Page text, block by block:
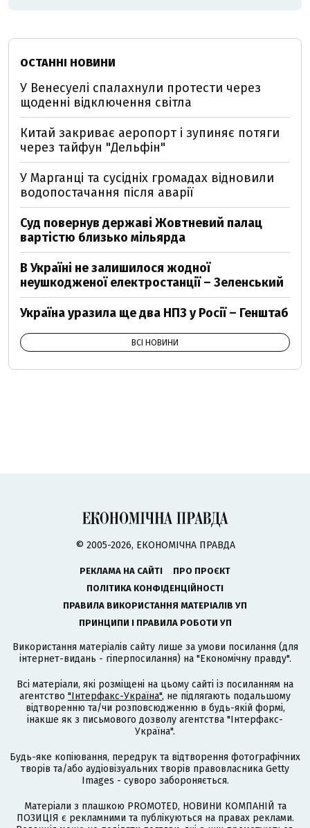
ОСТАННІ НОВИНИ
У Венесуелі спалахнули протести через
щоденні відключення світла
Китай закриває аеропорт і зупиняє потяги
через тайфун "Дельфін"
У Марганці та сусідніх громадах відновили
водопостачання після аварії
Суд повернув державі Жовтневий палац
вартістю близько мільярда
В Україні не залишилося жодної
неушкодженої електростанції – Зеленський
Україна уразила ще два НПЗ у Росії – Генштаб
ВСІ НОВИНИ
© 2005-2026, ЕКОНОМІЧНА ПРАВДА
РЕКЛАМА НА САЙТІ
ПРО ПРОЄКТ
ПОЛІТИКА КОНФІДЕНЦІЙНОСТІ
ПРАВИЛА ВИКОРИСТАННЯ МАТЕРІАЛІВ УП
ПРИНЦИПИ І ПРАВИЛА РОБОТИ УП
Використання матеріалів сайту лише за умови посилання (для
інтернет-видань - гіперпосилання) на "Економічну правду".
Всі матеріали, які розміщені на цьому сайті із посиланням на
агентство "Інтерфакс-Україна", не підлягають подальшому
відтворенню та/чи розповсюдженню в будь-якій формі,
інакше як з письмового дозволу агентства "Інтерфакс-
Україна".
Будь-яке копіювання, передрук та відтворення фотографічних
творів та/або аудіовізуальних творів правовласника Getty
Images - суворо забороняється.
Матеріали з плашкою PROMOTED, НОВИНИ КОМПАНІЙ та
ПОЗИЦІЯ є рекламними та публікуються на правах реклами.